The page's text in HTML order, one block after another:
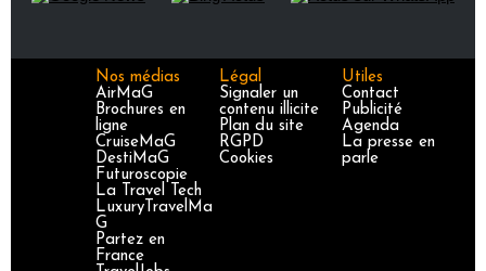
Nos médias
AirMaG
Brochures en
ligne
CruiseMaG
DestiMaG
Futuroscopie
La Travel Tech
LuxuryTravelMa
G
Partez en
France
Légal
Signaler un
contenu illicite
Plan du site
RGPD
Cookies
Utiles
Contact
Publicité
Agenda
La presse en
parle